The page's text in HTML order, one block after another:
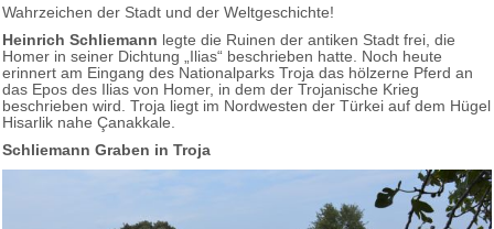
Wahrzeichen der Stadt und der Weltgeschichte!
Heinrich Schliemann legte die Ruinen der antiken Stadt frei, die
Homer in seiner Dichtung „Ilias“ beschrieben hatte. Noch heute
erinnert am Eingang des Nationalparks Troja das hölzerne Pferd an
das Epos des Ilias von Homer, in dem der Trojanische Krieg
beschrieben wird. Troja liegt im Nordwesten der Türkei auf dem Hügel
Hisarlik nahe Çanakkale.
Schliemann Graben in Troja